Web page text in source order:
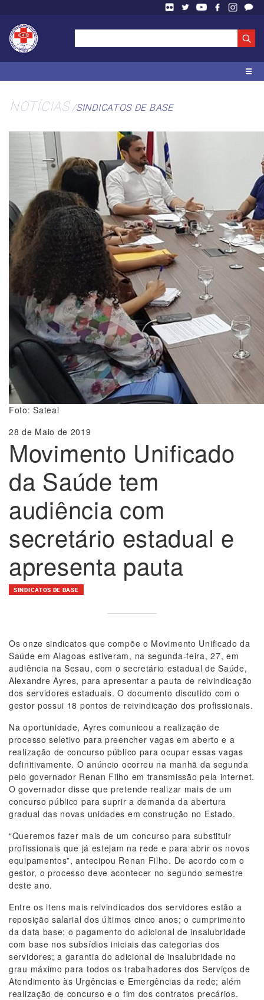
NOTÍCIAS SINDICATOS DE BASE
Foto: Sateal
28 de Maio de 2019
Movimento Unificado
da Saúde tem
audiência com
secretário estadual e
apresenta pauta
SINDICATOS DE BASE
Os onze sindicatos que compõe o Movimento Unificado da
Saúde em Alagoas estiveram, na segunda-feira, 27, em
audiência na Sesau, com o secretário estadual de Saúde,
Alexandre Ayres, para apresentar a pauta de reivindicação
dos servidores estaduais. O documento discutido com o
gestor possui 18 pontos de reivindicação dos profissionais.
Na oportunidade, Ayres comunicou a realização de
processo seletivo para preencher vagas em aberto e a
realização de concurso público para ocupar essas vagas
definitivamente. O anúncio ocorreu na manhã da segunda
pelo governador Renan Filho em transmissão pela internet.
O governador disse que pretende realizar mais de um
concurso público para suprir a demanda da abertura
gradual das novas unidades em construção no Estado.
“Queremos fazer mais de um concurso para substituir
profissionais que já estejam na rede e para abrir os novos
equipamentos”, antecipou Renan Filho. De acordo com o
gestor, o processo deve acontecer no segundo semestre
deste ano.
Entre os itens mais reivindicados dos servidores estão a
reposição salarial dos últimos cinco anos; o cumprimento
da data base; o pagamento do adicional de insalubridade
com base nos subsídios iniciais das categorias dos
servidores; a garantia do adicional de insalubridade no
grau máximo para todos os trabalhadores dos Serviços de
Atendimento às Urgências e Emergências da rede; além
realização de concurso e o fim dos contratos precários.